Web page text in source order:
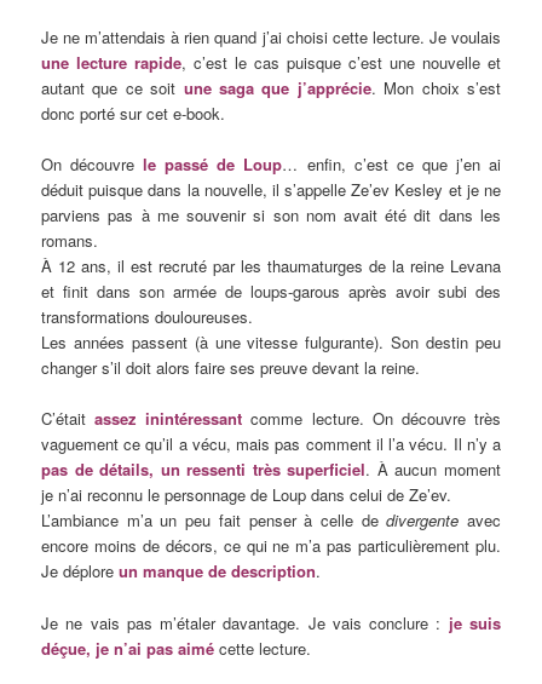
Je ne m’attendais à rien quand j’ai choisi cette lecture. Je voulais
une lecture rapide, c’est le cas puisque c’est une nouvelle et
autant que ce soit une saga que j’apprécie. Mon choix s’est
donc porté sur cet e-book.
On découvrele passé de Loup… enfin, c’est ce que j’en ai
déduit puisque dans la nouvelle, il s’appelle Ze’ev Kesley et je ne
parviens pas à me souvenir si son nom avait été dit dans les
romans.
À 12 ans, il est recruté par les thaumaturges de la reine Levana
et finit dans son armée de loups-garous après avoir subi des
transformations douloureuses.
Les années passent (à une vitesse fulgurante). Son destin peu
changer s’il doit alors faire ses preuve devant la reine.
C’étaitassez inintéressant comme lecture. On découvre très
vaguement ce qu’il a vécu, mais pas comment il l’a vécu. Il n’y a
pas de détails, un ressenti très superficiel. À aucun moment
je n’ai reconnu le personnage de Loup dans celui de Ze’ev.
L’ambiance m’a un peu fait penser à celle dedivergente avec
encore moins de décors, ce qui ne m’a pas particulièrement plu.
Je déploreun manque de description.
Je ne vais pas m’étaler davantage. Je vais conclure : je suis
déçue, je n’ai pas aimé cette lecture.